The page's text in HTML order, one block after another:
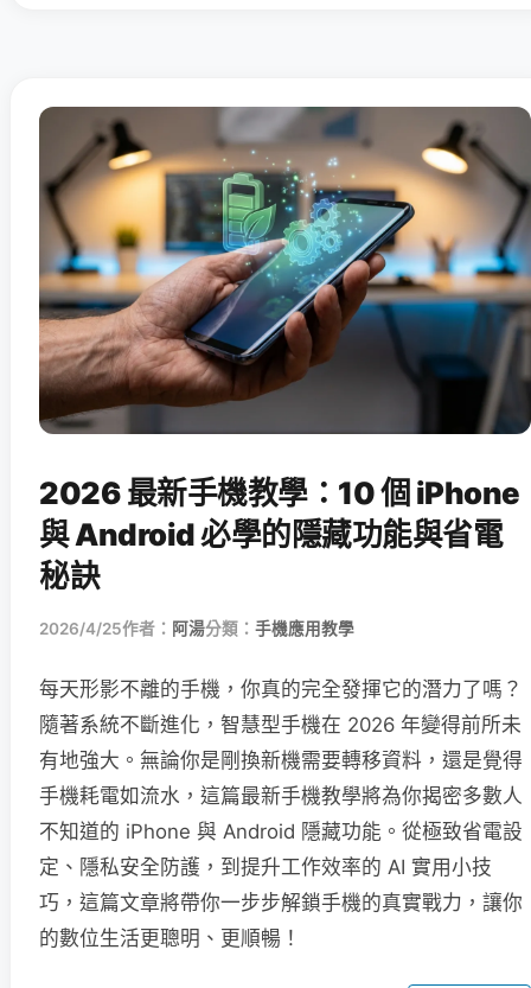
2026 最新手機教學：10 個 iPhone
與 Android 必學的隱藏功能與省電
秘訣
2026/4/25作者： 阿湯分類： 手機應用教學
每天形影不離的手機，你真的完全發揮它的潛力了嗎？
隨著系統不斷進化，智慧型手機在 2026 年變得前所未
有地強大。無論你是剛換新機需要轉移資料，還是覺得
手機耗電如流水，這篇最新手機教學將為你揭密多數人
不知道的 iPhone 與 Android 隱藏功能。從極致省電設
定、隱私安全防護，到提升工作效率的 AI 實用小技
巧，這篇文章將帶你一步步解鎖手機的真實戰力，讓你
的數位生活更聰明、更順暢！